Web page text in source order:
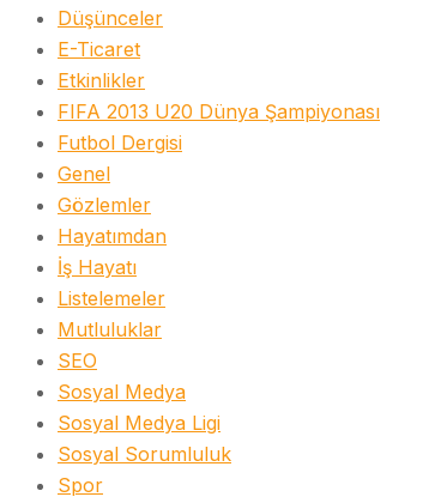
Düşünceler
E-Ticaret
Etkinlikler
FIFA 2013 U20 Dünya Şampiyonası
Futbol Dergisi
Genel
Gözlemler
Hayatımdan
İş Hayatı
Listelemeler
Mutluluklar
SEO
Sosyal Medya
Sosyal Medya Ligi
Sosyal Sorumluluk
Spor